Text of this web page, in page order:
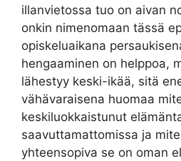
illanvietossa tuo on aivan
onkin nimenomaan tässä
opiskeluaikana
hengaaminen on helppoa,
lähestyy keski-ikää, sitä
vähävaraisena huomaa
keskiluokkaistunut
saavuttamattomissa ja
yhteensopiva se on oman